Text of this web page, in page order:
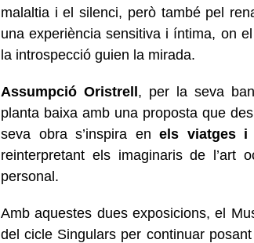
malaltia i el silenci, però també pel
una experiència sensitiva i íntima, on
la introspecció guien la mirada.
Assumpció Oristrell, per la seva
planta baixa amb una proposta que
seva obra s’inspira enels viatges i
reinterpretant els imaginaris de l’art
personal.
Amb aquestes dues exposicions, el
del cicle Singulars per continuar